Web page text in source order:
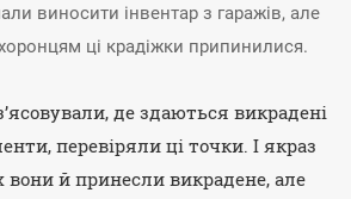
виносити інвентар з гаражів, але
ці крадіжки припинилися.
де здаються викрадені
перевіряли ці точки. І якраз
вони й принесли викрадене, але